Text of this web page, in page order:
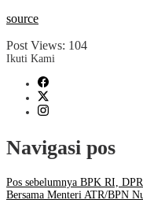
source
Post Views: 104
Ikuti Kami
Navigasi pos
Pos sebelumnya BPK RI,
Bersama Menteri ATR/BPN